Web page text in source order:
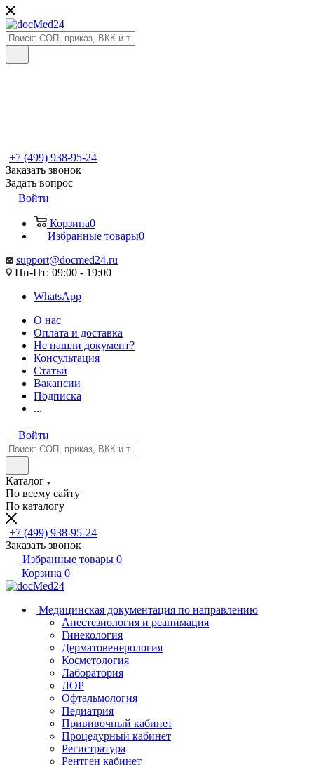
+7 (499) 938-95-24
Заказать звонок
Задать вопрос
Войти
Корзина0
Избранные товары0
support@docmed24.ru
Пн-Пт: 09:00 - 19:00
WhatsApp
О нас
Оплата и доставка
Не нашли документ?
Консультация
Статьи
Вакансии
Подписка
...
Войти
Каталог
По всему сайту
По каталогу
+7 (499) 938-95-24
Заказать звонок
Избранные товары 0
Корзина 0
Медицинская документация по направлению
Анестезиология и реанимация
Гинекология
Дерматовенерология
Косметология
Лаборатория
ЛОР
Офтальмология
Педиатрия
Прививочный кабинет
Процедурный кабинет
Регистратура
Рентген кабинет